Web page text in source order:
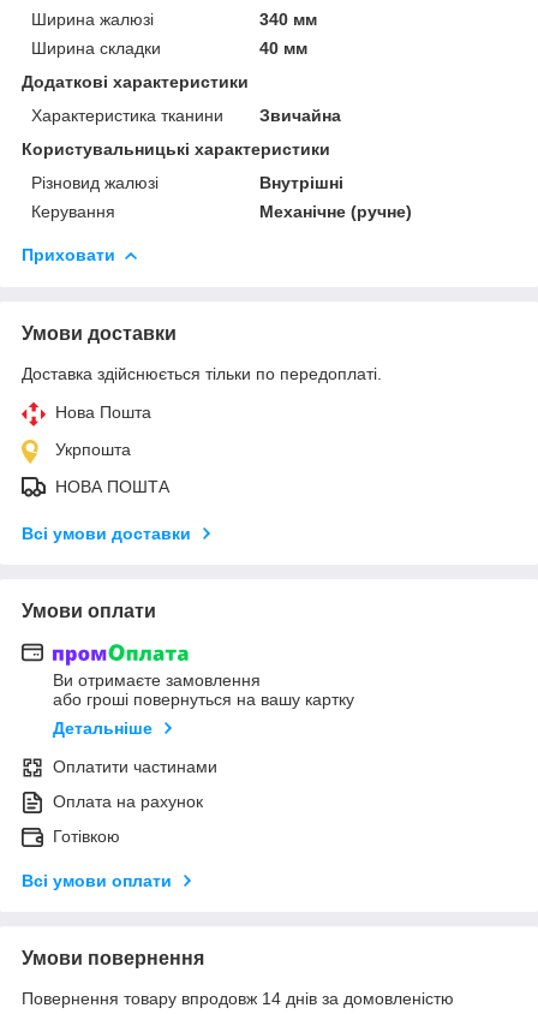
Ширина жалюзі
340 мм
Ширина складки
40 мм
Додаткові характеристики
Характеристика тканини
Звичайна
Користувальницькі характеристики
Різновид жалюзі
Внутрішні
Керування
Механічне (ручне)
Приховати
Умови доставки
Доставка здійснюється тільки по передоплаті.
Нова Пошта
Укрпошта
НОВА ПОШТА
Всі умови доставки
Умови оплати
Ви отримаєте замовлення
або гроші повернуться на вашу картку
Детальніше
Оплатити частинами
Оплата на рахунок
Готівкою
Всі умови оплати
Умови повернення
Повернення товару впродовж 14 днів за домовленістю